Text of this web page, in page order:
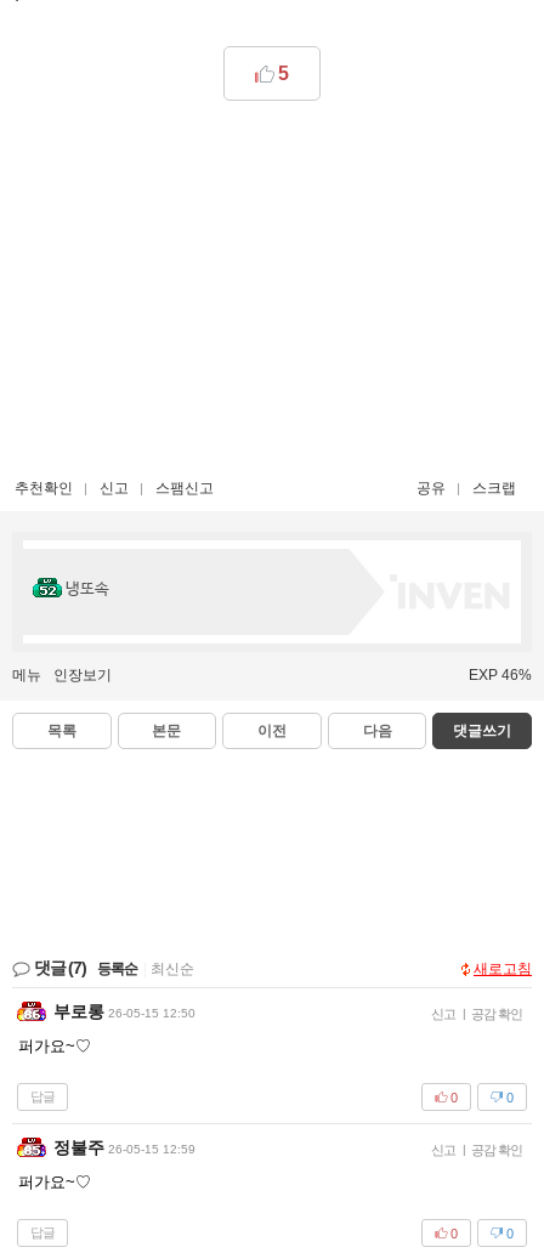
5
추천확인 신고 스팸신고 공유 스크랩
냉또속
메뉴 인장보기 EXP 46%
목록 본문 이전 다음 댓글쓰기
댓글(7) 등록순 최신순 새로고침
부로롱 26-05-15 12:50 신고 | 공감 확인
퍼가요~♡
답글 0
0
정불주 26-05-15 12:59 신고 | 공감 확인
퍼가요~♡
답글 0
0